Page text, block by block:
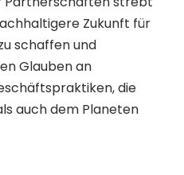
Zukunft für
schaffen und
Glauben an
die
auch dem Planeten